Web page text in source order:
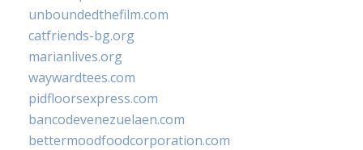
unboundedthefilm.com
catfriends-bg.org
marianlives.org
waywardtees.com
pidfloorsexpress.com
bancodevenezuelaen.com
bettermoodfoodcorporation.com